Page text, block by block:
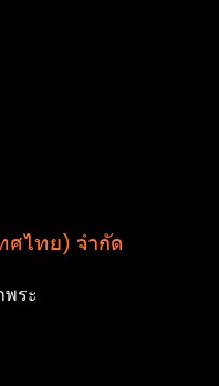
ศไทย) จำกัด
พระ